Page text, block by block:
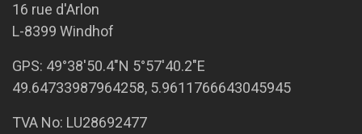
16 rue d'Arlon
L-8399 Windhof
GPS: 49°38'50.4"N 5°57'40.2"E
49.64733987964258, 5.9611766643045945
TVA No: LU28692477